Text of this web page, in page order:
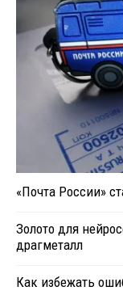
«Почта России»
Золото для
драгметалл
Как избежать